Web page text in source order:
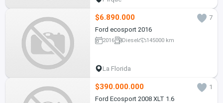
$6.890.000
7
Ford ecosport 2016
2016 Diesel 145000 km
La Florida
$390.000.000
1
Ford Ecosport 2008 XLT 1.6